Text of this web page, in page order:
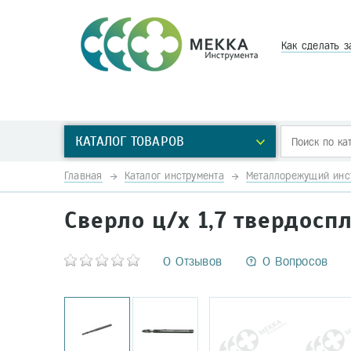
Как сделать
КАТАЛОГ ТОВАРОВ
Главная Каталог инструмента Металлорежущий
Сверло ц/х 1,7
0 Отзывов 0 Вопросов